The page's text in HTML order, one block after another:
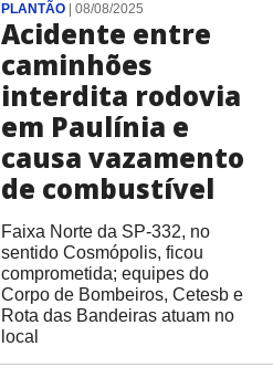
PLANTÃO| 08/08/2025
Acidente entre
caminhões
interdita rodovia
em Paulínia e
causa vazamento
de combustível
Faixa Norte da SP-332, no
sentido Cosmópolis, ficou
comprometida; equipes do
Corpo de Bombeiros, Cetesb e
Rota das Bandeiras atuam no
local